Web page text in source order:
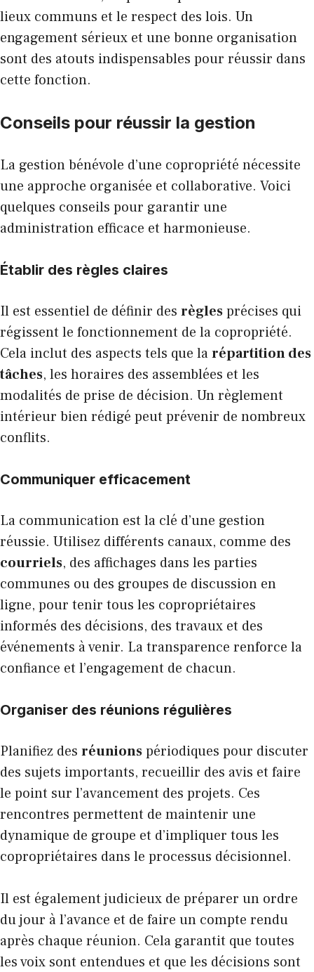
lieux communs et le respect des lois. Un
engagement sérieux et une bonne organisation
sont des atouts indispensables pour réussir dans
cette fonction.
Conseils pour réussir la gestion
La gestion bénévole d’une copropriété nécessite
une approche organisée et collaborative. Voici
quelques conseils pour garantir une
administration efficace et harmonieuse.
Établir des règles claires
Il est essentiel de définir des règlesprécises qui
régissent le fonctionnement de la copropriété.
Cela inclut des aspects tels que larépartition des
tâches, les horaires des assemblées et les
modalités de prise de décision. Un règlement
intérieur bien rédigé peut prévenir de nombreux
conflits.
Communiquer efficacement
La communication est la clé d’une gestion
réussie. Utilisez différents canaux, comme des
courriels, des affichages dans les parties
communes ou des groupes de discussion en
ligne, pour tenir tous les copropriétaires
informés des décisions, des travaux et des
événements à venir. La transparence renforce la
confiance et l’engagement de chacun.
Organiser des réunions régulières
Planifiez des réunionspériodiques pour discuter
des sujets importants, recueillir des avis et faire
le point sur l’avancement des projets. Ces
rencontres permettent de maintenir une
dynamique de groupe et d’impliquer tous les
copropriétaires dans le processus décisionnel.
Il est également judicieux de préparer un ordre
du jour à l’avance et de faire un compte rendu
après chaque réunion. Cela garantit que toutes
les voix sont entendues et que les décisions sont